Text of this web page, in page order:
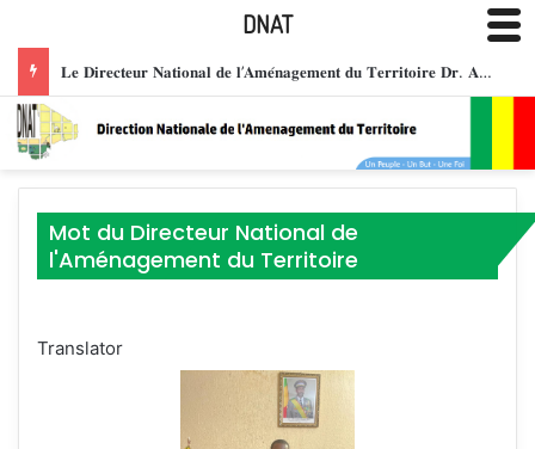
𝐋𝐞 𝐃𝐢𝐫𝐞𝐜𝐭𝐞𝐮𝐫 𝐍𝐚𝐭𝐢𝐨𝐧𝐚𝐥 𝐝𝐞 𝐥’𝐀𝐦𝐞́𝐧𝐚𝐠𝐞𝐦𝐞𝐧𝐭 𝐝𝐮 𝐓𝐞𝐫𝐫𝐢𝐭𝐨𝐢𝐫𝐞 𝐃𝐫. 𝐀𝐛𝐝𝐨𝐮𝐥𝐚𝐲𝐞 𝐒𝐀𝐍𝐎𝐆𝐎 𝐡𝐨𝐧𝐨𝐫𝐞́ 𝐝𝐞 𝐥𝐚 𝐌𝐞́𝐝𝐚𝐢𝐥𝐥𝐞 𝐝𝐞 𝐂𝐡𝐞𝐯𝐚𝐥𝐢𝐞𝐫 𝐝𝐞 𝐥’𝐎𝐫𝐝𝐫𝐞 𝐍𝐚𝐭𝐢𝐨𝐧𝐚𝐥 𝐝𝐮 𝐌𝐚𝐥𝐢, 𝐩𝐨𝐮𝐫 𝐬𝐞𝐫𝐯𝐢𝐜𝐞𝐬 𝐫𝐞𝐧𝐝𝐮𝐬 𝐚̀ 𝐥𝐚 𝐧𝐚𝐭𝐢𝐨𝐧.
Mot du Directeur National de
l'Aménagement du Territoire
Translator
DNAT